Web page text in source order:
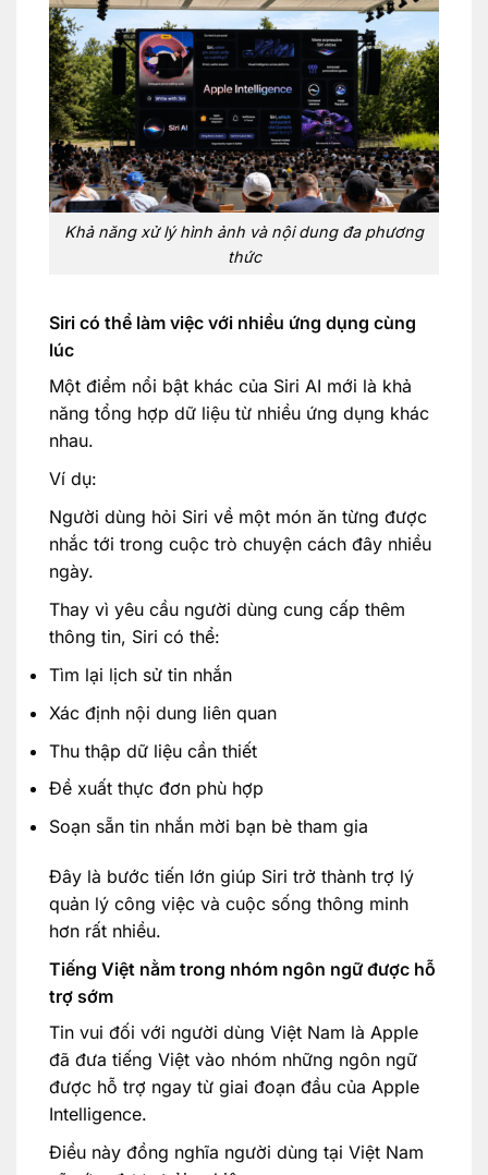
Khả năng xử lý hình ảnh và nội dung đa phương
thức
Siri có thể làm việc với nhiều ứng dụng cùng
lúc
Một điểm nổi bật khác của Siri AI mới là khả
năng tổng hợp dữ liệu từ nhiều ứng dụng khác
nhau.
Ví dụ:
Người dùng hỏi Siri về một món ăn từng được
nhắc tới trong cuộc trò chuyện cách đây nhiều
ngày.
Thay vì yêu cầu người dùng cung cấp thêm
thông tin, Siri có thể:
Tìm lại lịch sử tin nhắn
Xác định nội dung liên quan
Thu thập dữ liệu cần thiết
Đề xuất thực đơn phù hợp
Soạn sẵn tin nhắn mời bạn bè tham gia
Đây là bước tiến lớn giúp Siri trở thành trợ lý
quản lý công việc và cuộc sống thông minh
hơn rất nhiều.
Tiếng Việt nằm trong nhóm ngôn ngữ được hỗ
trợ sớm
Tin vui đối với người dùng Việt Nam là Apple
đã đưa tiếng Việt vào nhóm những ngôn ngữ
được hỗ trợ ngay từ giai đoạn đầu của Apple
Intelligence.
Điều này đồng nghĩa người dùng tại Việt Nam